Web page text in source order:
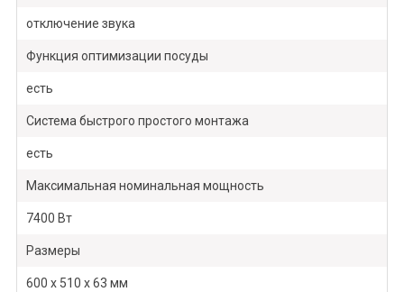
отключение звука
Функция оптимизации посуды
есть
Система быстрого простого монтажа
есть
Максимальная номинальная мощность
7400 Вт
Размеры
600 х 510 х 63 мм